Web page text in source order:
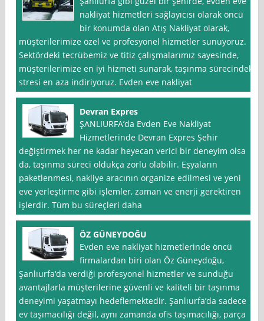
nakliyat hizmetleri sağlayıcısı olarak öncü
bir konumda olan Atış Nakliyat olarak,
müşterilerimize özel ve profesyonel hizmetler sunuyoruz.
Sektördeki tecrübemiz ve titiz çalışmalarımız sayesinde,
müşterilerimize en iyi hizmeti sunarak, taşınma sürecindeki
stresi en aza indiriyoruz. Evden eve nakliyat
Devran Expres
ŞANLIURFA’da Evden Eve Nakliyat
Hizmetlerinde Devran Expres Şehir
değiştirmek her ne kadar heyecan verici bir deneyim olsa
da, taşınma süreci oldukça zorlu olabilir. Eşyaların
paketlenmesi, nakliye aracının organize edilmesi ve yeni
eve yerleştirme gibi işlemler, zaman ve enerji gerektiren
işlerdir. Tüm bu süreçleri daha
ÖZ GÜNEYDOĞU
Evden eve nakliyat hizmetlerinde öncü
firmalardan biri olan Öz Güneydoğu,
Şanlıurfa‘da verdiği profesyonel hizmetler ve sunduğu
avantajlarla müşterilerine güvenli ve kaliteli bir taşınma
deneyimi yaşatmayı hedeflemektedir. Şanlıurfa’da sadece
ev taşımacılığı değil, aynı zamanda ofis taşımacılığı, parça